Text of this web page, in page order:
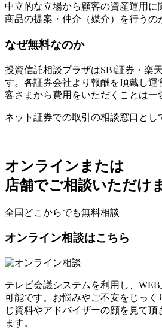
中立的な立場から顧客の資産運用に
商品の提案・仲介（媒介）を行うの
なぜ無料なのか
投資信託相談プラザはSBI証券・楽
す。各証券会社より報酬を頂戴し運
客さまから費用をいただくことは一
ネット証券での取引の相談窓口とし
オンラインまたは
店舗でご相談いただけ
全国どこからでも無料相談
オンライン相談はこちら
テレビ会議システムを利用し、
可能です。お悩みやご不安をじっく
じ資料やアドバイザーの顔を見て頂
ます。